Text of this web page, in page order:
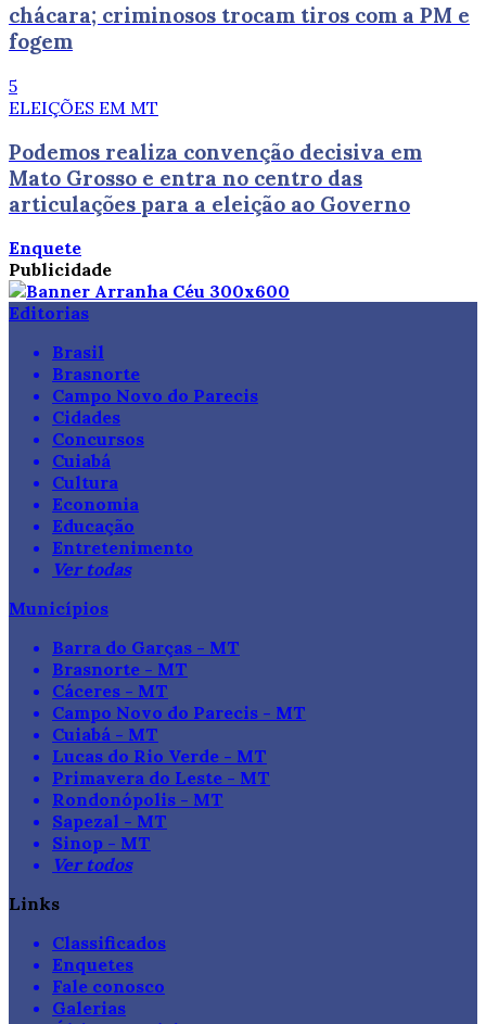
chácara; criminosos trocam tiros com a PM e
fogem
5
ELEIÇÕES EM MT
Podemos realiza convenção decisiva em
Mato Grosso e entra no centro das
articulações para a eleição ao Governo
Enquete
Publicidade
Editorias
Brasil
Brasnorte
Campo Novo do Parecis
Cidades
Concursos
Cuiabá
Cultura
Economia
Educação
Entretenimento
Ver todas
Municípios
Barra do Garças - MT
Brasnorte - MT
Cáceres - MT
Campo Novo do Parecis - MT
Cuiabá - MT
Lucas do Rio Verde - MT
Primavera do Leste - MT
Rondonópolis - MT
Sapezal - MT
Sinop - MT
Ver todos
Links
Classificados
Enquetes
Fale conosco
Galerias